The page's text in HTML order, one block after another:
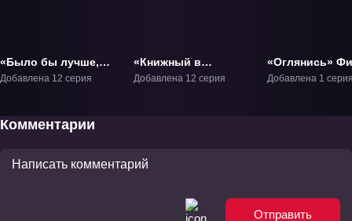
«Было бы лучше,
если бы здесь была
Добавлена 12 серия
«Книжный в
Дэнкигай» ТВ-1
Добавлена 12 серия
«Оглянись»
Добавлена 1
Комментарии
Отправить